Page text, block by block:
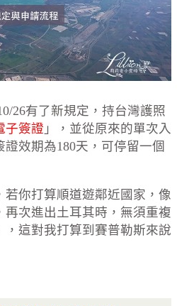
26有了新規定，持台灣護照
子簽證 」，並從原來的單次入
證效期為180天，可停留一個
你打算順道遊鄰近國家，像
再次進出土耳其時，無須重複
，這對我打算到賽普勒斯來說